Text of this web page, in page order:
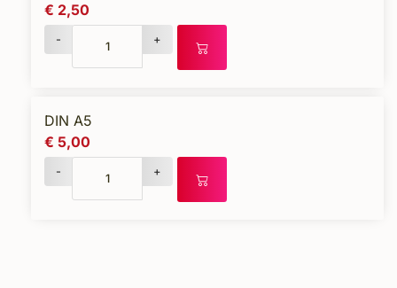
€ 2,50
- +
DIN A5
€ 5,00
- +